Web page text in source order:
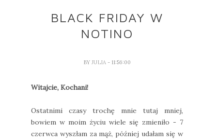
BLACK FRIDAY W
NOTINO
BY JULIA - 11:56:00
Witajcie, Kochani!
Ostatnimi czasy trochę mnie tutaj mniej,
bowiem w moim życiu wiele się zmieniło - 7
czerwca wyszłam za mąż, później udałam się w